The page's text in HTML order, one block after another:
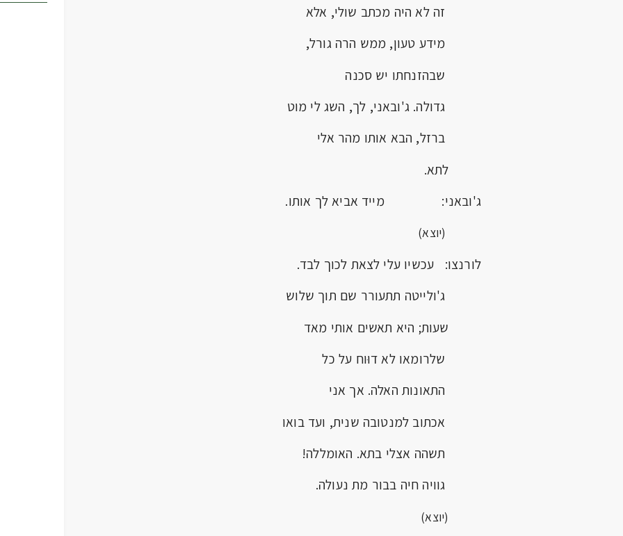
זה לא היה מכתב שולי, אלא
מידע טעון, ממש הרה גורל,
שבהזנחתו יש סכנה
גדולה. ג'ובאני, לך, השג לי מוט
ברזל, הבא אותו מהר אלי
לתא.
ג'ובאני: מייד אביא לך אותו.
(יוצא)
לורנצו: עכשיו עלי לצאת לכוך לבד.
ג'ולייטה תתעורר שם תוך שלוש
שעות; היא תאשים אותי מאד
שלרומאו לא דוּוח על כל
התאונות האלה. אך אני
אכתוב למנטובה שנית, ועד בואו
תשהה אצלי בתא. האומללה!
גוויה חיה בבור מת נעולה.
(יוצא)